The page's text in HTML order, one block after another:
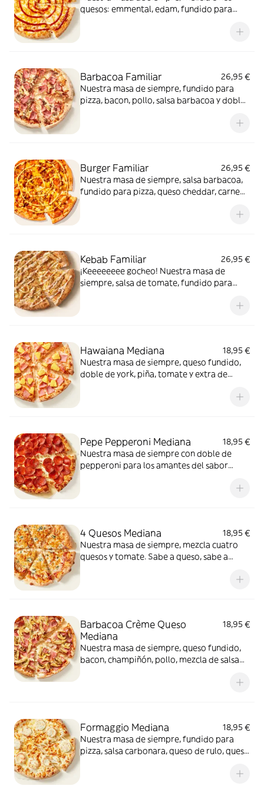
quesos: emmental, edam, fundido para
confitado y orégano. El festival de queso
Barbacoa Familiar
26,95 €
Nuestra masa de siempre, fundido para
pizza, bacon, pollo, salsa barbacoa y doble
Burger Familiar
26,95 €
Nuestra masa de siempre, salsa barbacoa,
fundido para pizza, queso cheddar, carne
Kebab Familiar
26,95 €
¡Keeeeeeee gocheo! Nuestra masa de
siempre, salsa de tomate, fundido para
Hawaiana Mediana
18,95 €
Nuestra masa de siempre, queso fundido,
doble de york, piña, tomate y extra de
Pepe Pepperoni Mediana
18,95 €
Nuestra masa de siempre con doble de
pepperoni para los amantes del sabor
4 Quesos Mediana
18,95 €
Nuestra masa de siempre, mezcla cuatro
quesos y tomate. Sabe a queso, sabe a
Barbacoa Crème Queso
Mediana
18,95 €
Nuestra masa de siempre, queso fundido,
bacon, champiñón, pollo, mezcla de salsa
Formaggio Mediana
18,95 €
Nuestra masa de siempre, fundido para
pizza, salsa carbonara, queso de rulo, queso
cheddar, gouda, emmental , mozzarella y